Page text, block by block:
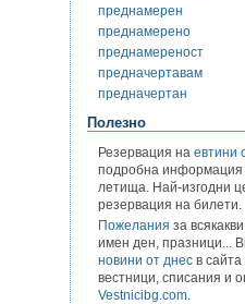
преднамерен
преднамерено
преднамереност
предначертавам
предначертан
Полезно
Резервация на евтини
подробна информация
летища. Най-изгодни
резервация на билети.
Пожелания за
имен ден, празници...
новини от днес в сайта
вестници, списания и
Vestnicibg.com.